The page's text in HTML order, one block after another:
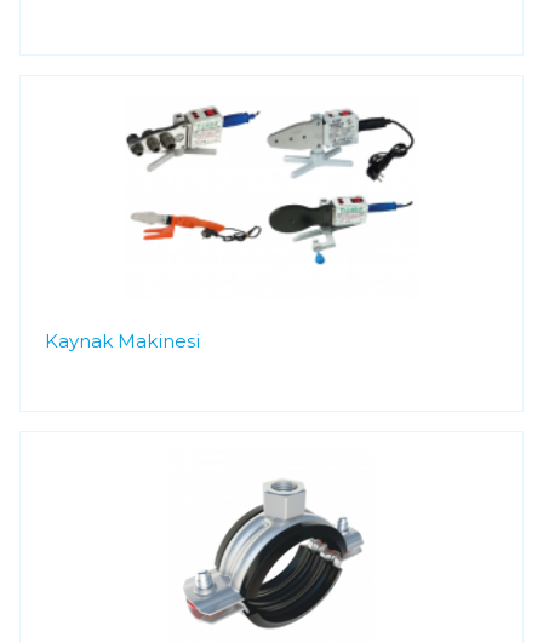
Kaynak Makinesi